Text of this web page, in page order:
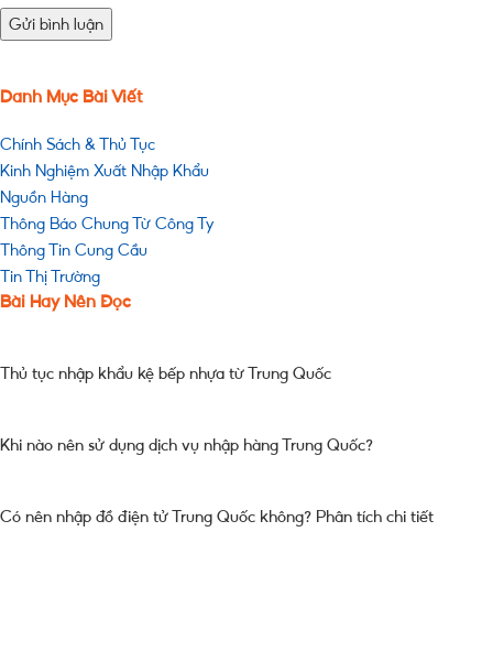
Danh Mục Bài Viết
Chính Sách & Thủ Tục
Kinh Nghiệm Xuất Nhập Khẩu
Nguồn Hàng
Thông Báo Chung Từ Công Ty
Thông Tin Cung Cầu
Tin Thị Trường
Bài Hay Nên Đọc
Thủ tục nhập khẩu kệ bếp nhựa từ Trung Quốc
Khi nào nên sử dụng dịch vụ nhập hàng Trung Quốc?
Có nên nhập đồ điện tử Trung Quốc không? Phân tích chi tiết